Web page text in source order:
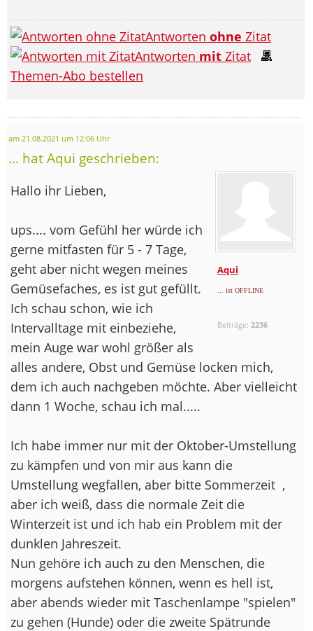
Antworten ohne Zitat
Antworten mit Zitat
Themen-Abo bestellen
am 21.08.2021 um 12:06 Uhr
... hat Aqui geschrieben:
Aqui
... ist OFFLINE
Beiträge: 2236
Hallo ihr Lieben,
ups.... vom Gefühl her würde ich
gerne mitfasten für 5 - 7 Tage,
geht aber nicht wegen meines
Gemüsefaches, es ist gut gefüllt.
Ich schau schon, wie ich
Intervalltage mit einbeziehe,
mein Auge war wohl größer als
alles andere, Obst und Gemüse locken mich,
dem ich auch nachgeben möchte. Aber vielleicht
dann 1 Woche, schau ich mal.....
Ich habe immer nur mit der Oktober-Umstellung
zu kämpfen und von mir aus kann die
Umstellung wegfallen, aber bitte Sommerzeit ,
aber ich weiß, dass die normale Zeit die
Winterzeit ist und ich hab ein Problem mit der
dunklen Jahreszeit.
Nun gehöre ich auch zu den Menschen, die
morgens aufstehen können, wenn es hell ist,
aber abends wieder mit Taschenlampe "spielen"
zu gehen (Hunde) oder die zweite Spätrunde